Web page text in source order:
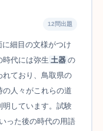
12問出題
に細目の文様がつけ
時代には弥生 土器 の
れており、鳥取県の
人々がこれらの道
明しています。試験
った後の時代の用語